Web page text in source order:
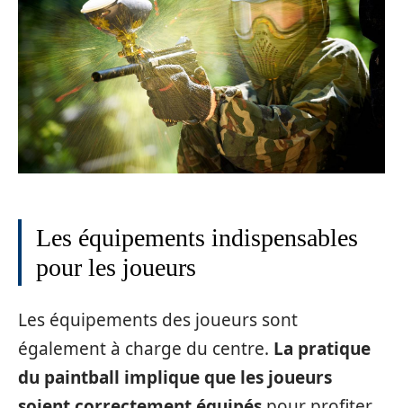
Les équipements indispensables
pour les joueurs
Les équipements des joueurs sont
également à charge du centre. La pratique
du paintball implique que les joueurs